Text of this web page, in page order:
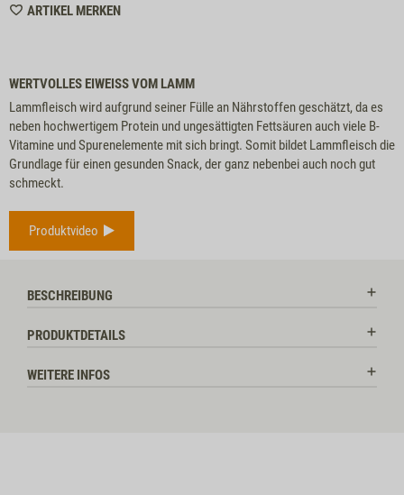
ARTIKEL MERKENWISHLIST
WERTVOLLES EIWEISS VOM LAMM
Lammfleisch wird aufgrund seiner Fülle an Nährstoffen geschätzt, da es
neben hochwertigem Protein und ungesättigten Fettsäuren auch viele B-
Vitamine und Spurenelemente mit sich bringt. Somit bildet Lammfleisch die
Grundlage für einen gesunden Snack, der ganz nebenbei auch noch gut
schmeckt.
Produktvideo
BESCHREIBUNG
PRODUKTDETAILS
WEITERE INFOS